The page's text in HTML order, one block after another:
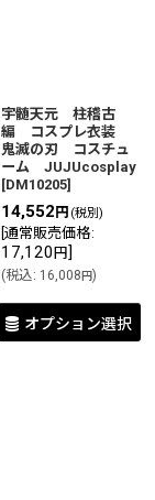
宇髄天元 柱稽古
編 コスプレ衣装
鬼滅の刃 コスチュ
ーム JUJUcosplay
[DM10205]
14,552 円 (税別)
通常販売価格:
17,120 円]
(税込: 16,008円)
オプション選択